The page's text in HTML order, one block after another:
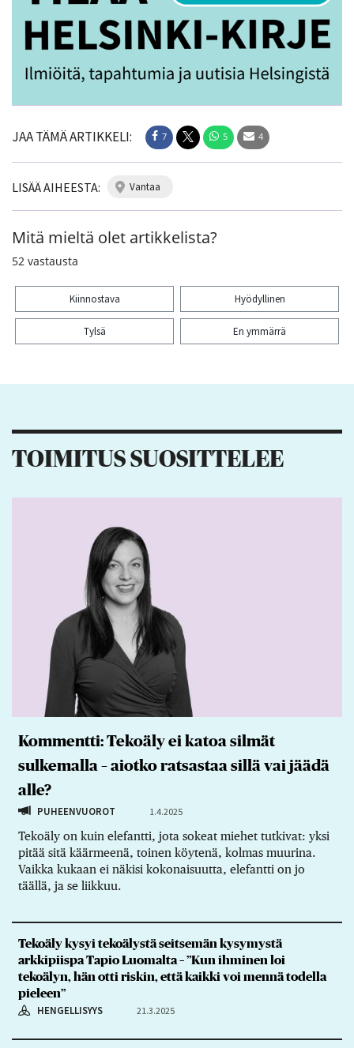
JAA TÄMÄ ARTIKKELI: 7 5 4
LISÄÄ AIHEESTA: vantaa
Mitä mieltä olet artikkelista?
52 vastausta
Kiinnostava Hyödyllinen
Tylsä En ymmärrä
TOIMITUS SUOSITTELEE
Kommentti: Tekoäly ei katoa silmät
sulkemalla – aiotko ratsastaa sillä vai jäädä
alle?
PUHEENVUOROT 1.4.2025
Tekoäly on kuin elefantti, jota sokeat miehet tutkivat: yksi
pitää sitä käärmeenä, toinen köytenä, kolmas muurina.
Vaikka kukaan ei näkisi kokonaisuutta, elefantti on jo
täällä, ja se liikkuu.
Tekoäly kysyi tekoälystä seitsemän kysymystä
arkkipiispa Tapio Luomalta – ”Kun ihminen loi
tekoälyn, hän otti riskin, että kaikki voi mennä todella
pieleen”
HENGELLISYYS 21.3.2025